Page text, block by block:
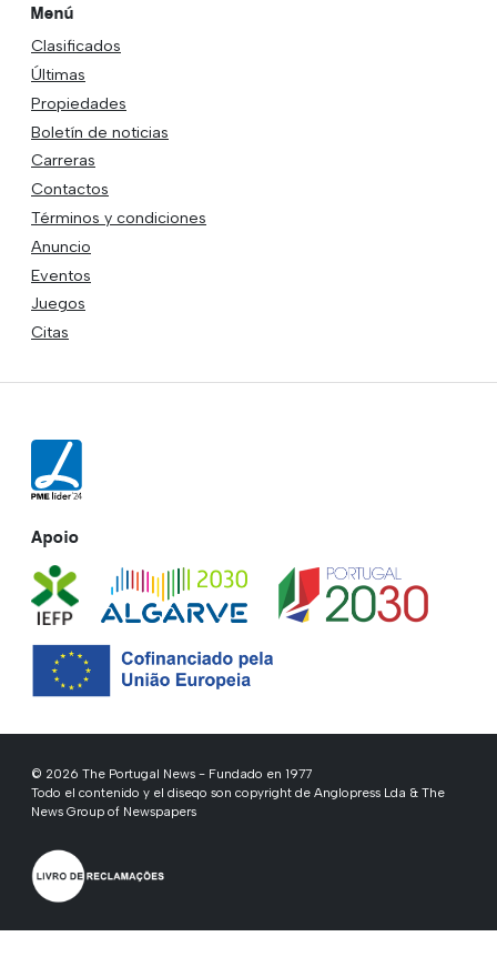
Menú
Clasificados
Últimas
Propiedades
Boletín de noticias
Carreras
Contactos
Términos y condiciones
Anuncio
Eventos
Juegos
Citas
Apoio
© 2026 The Portugal News - Fundado en 1977
Todo el contenido y el diseqo son copyright de Anglopress Lda & The
News Group of Newspapers